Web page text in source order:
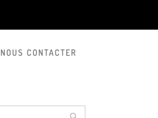
NOUS CONTACTER